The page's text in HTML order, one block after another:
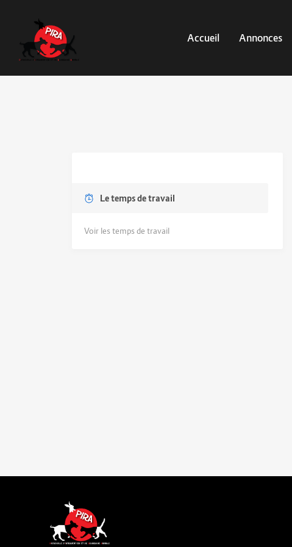
Accueil Annonces
Le temps de travail
Voir les temps de travail